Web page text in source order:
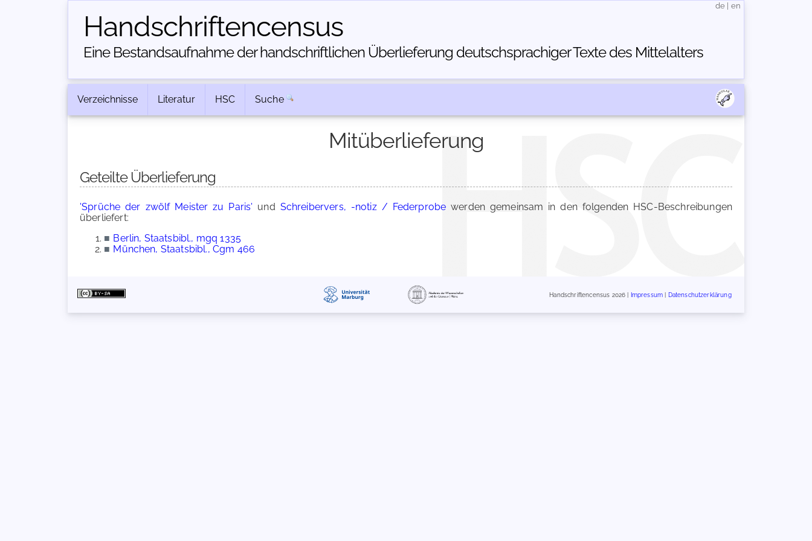
Handschriften­census
Eine Bestandsaufnahme der handschriftlichen Über­lieferung deutschsprachiger Texte des Mittelalters
de en
Verzeichnisse Literatur HSC Suche
Mitüberlieferung
Geteilte Überlieferung
'Sprüche der zwölf Meister zu Paris' und Schreibervers, -notiz / Federprobe werden gemeinsam in den folgenden HSC-Beschreibungen
überliefert:
■ Berlin, Staatsbibl., mgq 1335
■ München, Staatsbibl., Cgm 466
Handschriftencensus 2026 | Impressum Datenschutzerklärung